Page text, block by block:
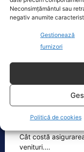
Neconsimțământul sau
negativ anumite
Gestionează
furnizori
Politică de cookies
Răzvan
Parchet
Oficiul de Știri
Cât costă
venituri.…